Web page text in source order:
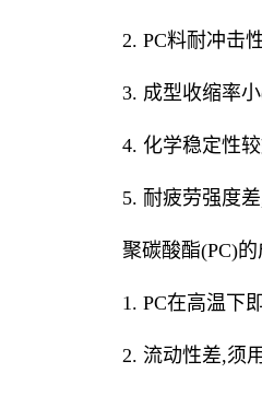
2. PC料耐冲击
3. 成型收缩率
4. 化学稳定性
5. 耐疲劳强度
聚碳酸酯(PC)
1. PC在高温下
2. 流动性差,须